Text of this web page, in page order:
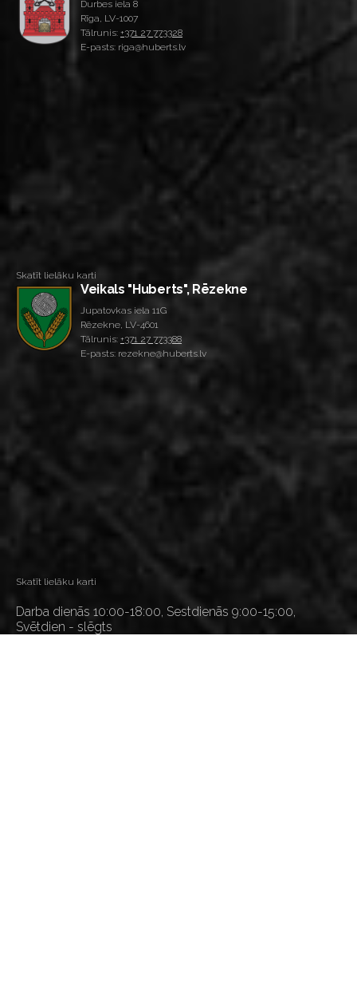
Durbes iela 8
Rīga, LV-1007
Tālrunis: +371 27 773328
E-pasts: riga@huberts.lv
Skatīt lielāku karti
Veikals "Huberts", Rēzekne
Jupatovkas iela 11G
Rēzekne, LV-4601
Tālrunis: +371 27 773388
E-pasts: rezekne@huberts.lv
Skatīt lielāku karti
Darba dienās 10:00-18:00, Sestdienās 9:00-15:00,
Svētdien - slēgts